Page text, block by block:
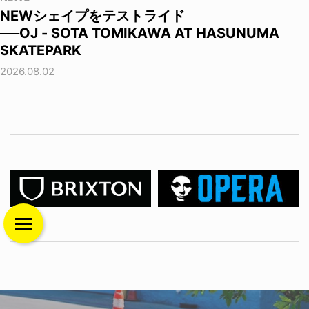
NEWシェイプをテストライド
──OJ - SOTA TOMIKAWA AT HASUNUMA
SKATEPARK
2026.08.02